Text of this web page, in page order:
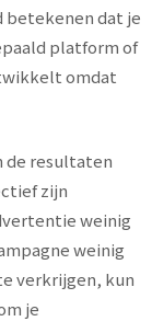
betekenen dat je
platform of
omdat
de resultaten
zijn
weinig
weinig
verkrijgen, kun
je